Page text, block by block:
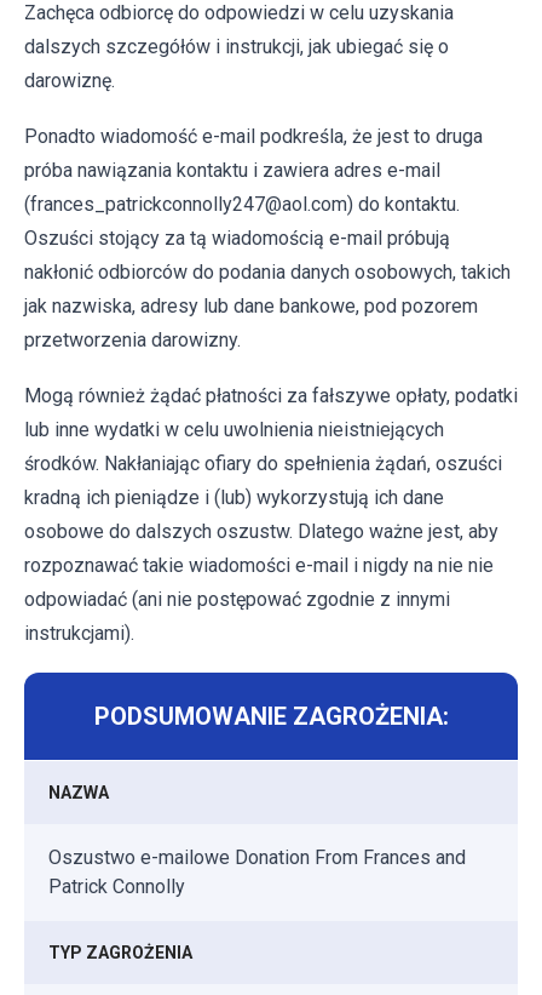
Zachęca odbiorcę do odpowiedzi w celu uzyskania
dalszych szczegółów i instrukcji, jak ubiegać się o
darowiznę.
Ponadto wiadomość e-mail podkreśla, że jest to druga
próba nawiązania kontaktu i zawiera adres e-mail
(frances_patrickconnolly247@aol.com) do kontaktu.
Oszuści stojący za tą wiadomością e-mail próbują
nakłonić odbiorców do podania danych osobowych, takich
jak nazwiska, adresy lub dane bankowe, pod pozorem
przetworzenia darowizny.
Mogą również żądać płatności za fałszywe opłaty, podatki
lub inne wydatki w celu uwolnienia nieistniejących
środków. Nakłaniając ofiary do spełnienia żądań, oszuści
kradną ich pieniądze i (lub) wykorzystują ich dane
osobowe do dalszych oszustw. Dlatego ważne jest, aby
rozpoznawać takie wiadomości e-mail i nigdy na nie nie
odpowiadać (ani nie postępować zgodnie z innymi
instrukcjami).
PODSUMOWANIE ZAGROŻENIA:
NAZWA
Oszustwo e-mailowe Donation From Frances and
Patrick Connolly
TYP ZAGROŻENIA